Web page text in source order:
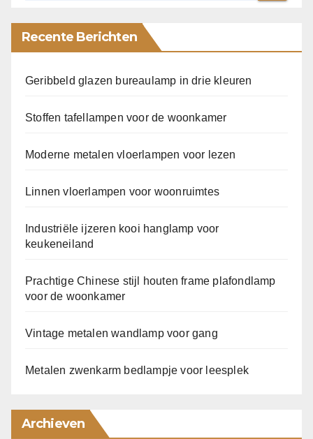
Recente Berichten
Geribbeld glazen bureaulamp in drie kleuren
Stoffen tafellampen voor de woonkamer
Moderne metalen vloerlampen voor lezen
Linnen vloerlampen voor woonruimtes
Industriële ijzeren kooi hanglamp voor
keukeneiland
Prachtige Chinese stijl houten frame plafondlamp
voor de woonkamer
Vintage metalen wandlamp voor gang
Metalen zwenkarm bedlampje voor leesplek
Archieven